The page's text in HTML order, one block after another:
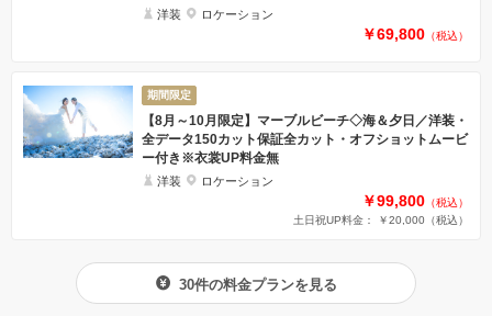
洋装 ロケーション
￥69,800 （税込）
期間限定
【8月～10月限定】マーブルビーチ◇海＆夕日／洋装・
全データ150カット保証全カット・オフショットムービ
ー付き※衣裳UP料金無
洋装 ロケーション
￥99,800 （税込）
土日祝UP料金： ￥20,000 （税込）
30件の料金プランを見る